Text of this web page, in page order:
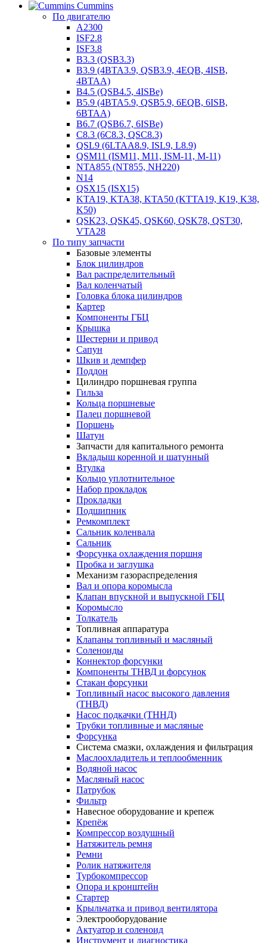
Cummins
По двигателю
A2300
ISF2.8
ISF3.8
B3.3 (QSB3.3)
B3.9 (4BTA3.9, QSB3.9, 4EQB, 4ISB,
4BTAA)
B4.5 (QSB4.5, 4ISBe)
B5.9 (4BTA5.9, QSB5.9, 6EQB, 6ISB,
6BTAA)
B6.7 (QSB6.7, 6ISBe)
C8.3 (6C8.3, QSC8.3)
QSL9 (6LTAA8.9, ISL9, L8.9)
QSM11 (ISM11, M11, ISM-11, M-11)
NTA855 (NT855, NH220)
N14
QSX15 (ISX15)
KTA19, KTA38, KTA50 (KTTA19, K19, K38,
K50)
QSK23, QSK45, QSK60, QSK78, QST30,
VTA28
По типу запчасти
Базовые элементы
Блок цилиндров
Вал распределительный
Вал коленчатый
Головка блока цилиндров
Картер
Компоненты ГБЦ
Крышка
Шестерни и привод
Сапун
Шкив и демпфер
Поддон
Цилиндро поршневая группа
Гильза
Кольца поршневые
Палец поршневой
Поршень
Шатун
Запчасти для капитального ремонта
Вкладыш коренной и шатунный
Втулка
Кольцо уплотнительное
Набор прокладок
Прокладки
Подшипник
Ремкомплект
Сальник коленвала
Сальник
Форсунка охлаждения поршня
Пробка и заглушка
Механизм газораспределения
Вал и опора коромысла
Клапан впускной и выпускной ГБЦ
Коромысло
Толкатель
Топливная аппаратура
Клапаны топливный и масляный
Соленоиды
Коннектор форсунки
Компоненты ТНВД и форсунок
Стакан форсунки
Топливный насос высокого давления
(ТНВД)
Насос подкачки (ТННД)
Трубки топливные и масляные
Форсунка
Система смазки, охлаждения и фильтрация
Маслоохладитель и теплообменник
Водяной насос
Масляный насос
Патрубок
Фильтр
Навесное оборудование и крепеж
Крепёж
Компрессор воздушный
Натяжитель ремня
Ремни
Ролик натяжителя
Турбокомпрессор
Опора и кронштейн
Стартер
Крыльчатка и привод вентилятора
Электрооборудование
Актуатор и соленоид
Инструмент и диагностика